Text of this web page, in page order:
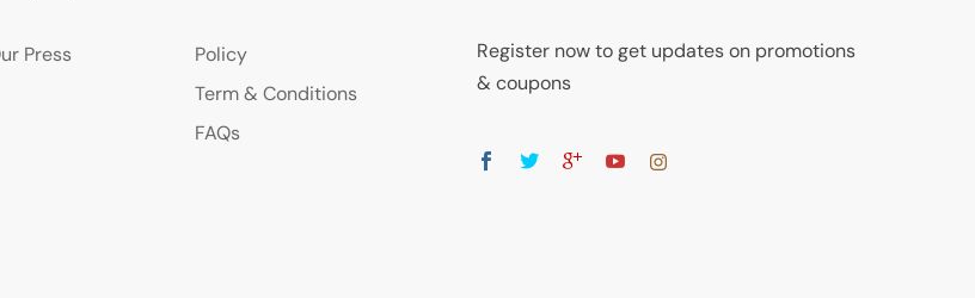
Press
Policy
Term & Conditions
FAQs
Register now to get updates on promotions
& coupons